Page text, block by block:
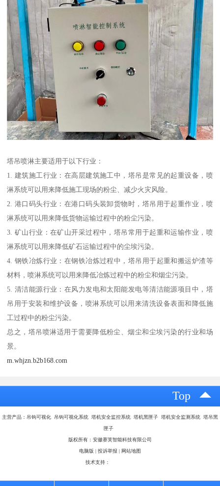
塔吊喷淋主要适用于以下行业：
1. 建筑施工行业：在高层建筑施工中，塔吊是常见的起重设备，喷
淋系统可以用来降低施工现场的粉尘、减少火灾风险。
2. 港口码头行业：在港口码头装卸货物时，塔吊用于起重作业，喷
淋系统可以用来降低货物运输过程中的粉尘污染。
3. 矿山行业：在矿山开采过程中，塔吊常用于起重和运输作业，喷
淋系统可以用来降低矿石运输过程中的尘埃污染。
4. 钢铁冶炼行业：在钢铁冶炼过程中，塔吊用于起重和搬运炉渣等
材料，喷淋系统可以用来降低冶炼过程中的粉尘和烟尘污染。
5. 清洁能源行业：在风力发电和太阳能发电等清洁能源项目中，塔
吊用于安装和维护设备，喷淋系统可以用来清洗设备表面和降低施
工过程中的粉尘污染。
总之，塔吊喷淋适用于需要降低粉尘、烟尘和尘埃污染的行业和场
景。
m.whjzn.b2b168.com
Top
主营产品：吊钩可视化 吊钩可视化系统 塔机安全监控系统 塔机黑匣子 塔机安全监测系统 塔吊黑
匣子
版权所有：安徽赛芙智能科技有限公司
电脑版 | 投诉举报 | 网站地图
技术支持：